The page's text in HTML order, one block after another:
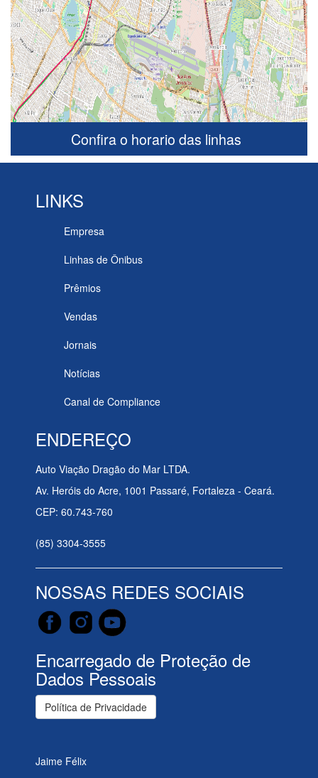
Confira o horario das linhas
LINKS
Empresa
Linhas de Ônibus
Prêmios
Vendas
Jornais
Notícias
Canal de Compliance
ENDEREÇO
Auto Viação Dragão do Mar LTDA.
Av. Heróis do Acre, 1001 Passaré, Fortaleza - Ceará.
CEP: 60.743-760
(85) 3304-3555
NOSSAS REDES SOCIAIS
Encarregado de Proteção de
Dados Pessoais
Política de Privacidade
Jaime Félix